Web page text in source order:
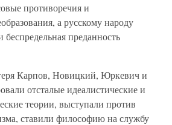
противоречия и
а русскому народу
преданность
Карпов, Новицкий, Юркевич и
отсталые идеалистические и
теории, выступали против
ставили философию на службу